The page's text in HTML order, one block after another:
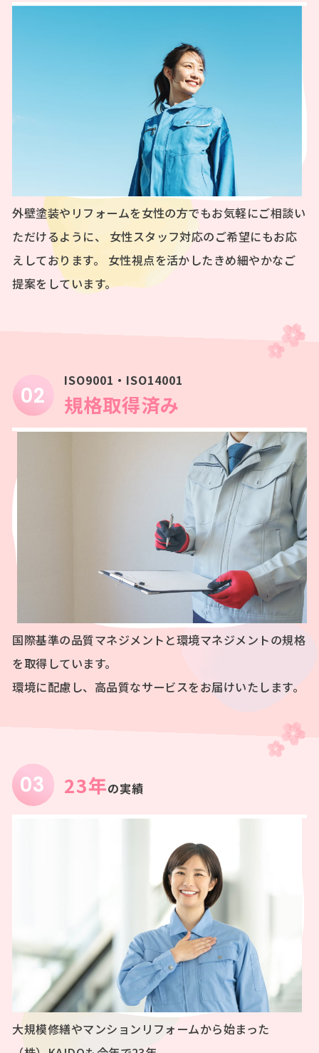
外壁塗装やリフォームを女性の方でもお気軽にご相談い
ただけるように、
女性スタッフ対応のご希望にもお応
えしております。
女性視点を活かしたきめ細やかなご
提案をしています。
ISO9001・ISO14001
規格取得済み
国際基準の品質マネジメントと環境マネジメントの規格
を取得しています。
環境に配慮し、高品質なサービスをお届けいたします。
23年の実績
大規模修繕やマンションリフォームから始まった